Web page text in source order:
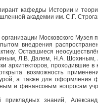
кафедры Истории и
академии им. С.Г.
Московского
внедрения
Оставшиеся
Л.В. Далем, Н.А. Шохиным,
архитекторов, проходившие в
возможность
а также для оформления
и финансовым вопросам
прикладных знаний,